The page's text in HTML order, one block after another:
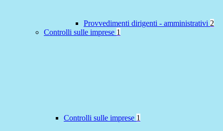
Provvedimenti dirigenti - amministrativi 2
Controlli sulle imprese 1
Controlli sulle imprese 1